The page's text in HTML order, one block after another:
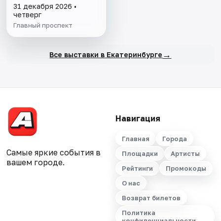
31 декабря 2026 •
четверг
Главный проспект
Все выставки в Екатеринбурге →
Самые яркие события в
вашем городе.
Навигация
Главная
Города
Площадки
Артисты
Рейтинги
Промокоды
О нас
Возврат билетов
Политика